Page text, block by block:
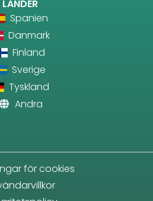
LÄNDER
Spanien
Danmark
Finland
Sverige
Tyskland
Andra
för cookies